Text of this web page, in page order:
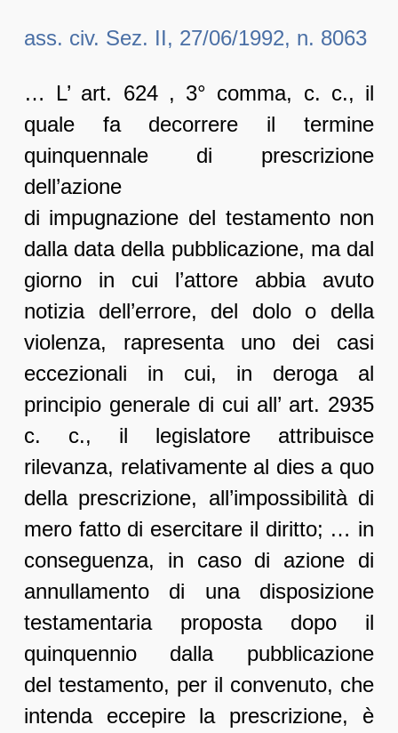
ass. civ. Sez. II, 27/06/1992, n. 8063
… L’ art. 624 , 3° comma, c. c., il
quale fa decorrere il termine
quinquennale di prescrizione
dell’azione
di impugnazione del testamento non
dalla data della pubblicazione, ma dal
giorno in cui l’attore abbia avuto
notizia dell’errore, del dolo o della
violenza, rapresenta uno dei casi
eccezionali in cui, in deroga al
principio generale di cui all’ art. 2935
c. c., il legislatore attribuisce
rilevanza, relativamente al dies a quo
della prescrizione, all’impossibilità di
mero fatto di esercitare il diritto; … in
conseguenza, in caso di azione di
annullamento di una disposizione
testamentaria proposta dopo il
quinquennio dalla pubblicazione
del testamento, per il convenuto, che
intenda eccepire la prescrizione, è